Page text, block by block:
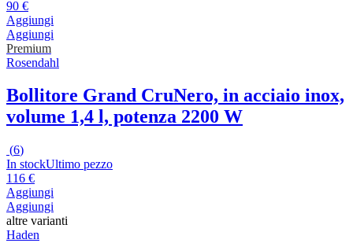
90 €
Aggiungi
Aggiungi
Premium
Rosendahl
Bollitore Grand CruNero, in acciaio inox,
volume 1,4 l, potenza 2200 W
(6)
In stockUltimo pezzo
116 €
Aggiungi
Aggiungi
altre varianti
Haden